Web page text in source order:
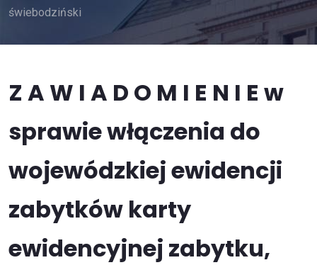
świebodziński
Z A W I A D O M I E N I E w
sprawie włączenia do
wojewódzkiej ewidencji
zabytków karty
ewidencyjnej zabytku,